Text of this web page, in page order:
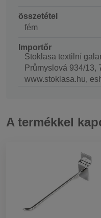
összetétel
fém
Importőr
Stoklasa textilní
Průmyslová 934/13,
www.stoklasa.hu,
A termékkel